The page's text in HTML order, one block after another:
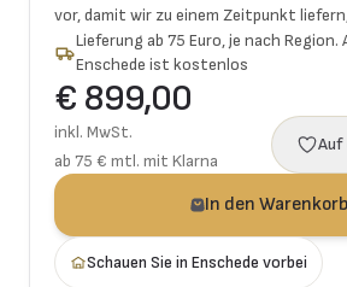
vor, damit wir zu einem Zeitpunkt
Lieferung ab 75 Euro, je nach Region.
Enschede ist kostenlos
€ 899,00
inkl. MwSt.
ab 75 € mtl. mit Klarna
Auf
In den Warenkorb
Schauen Sie in Enschede vorbei